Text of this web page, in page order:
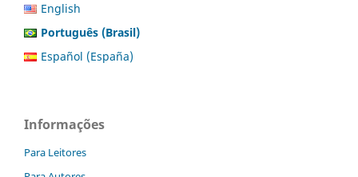
English
Português (Brasil)
Español (España)
Informações
Para Leitores